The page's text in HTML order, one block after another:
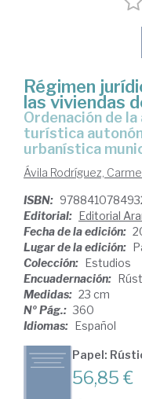
Régimen
las viviendas
Ordenación de la actividad, ordenación
turística
urbanística
Ávila Rodríguez,
ISBN:
Editorial: Editorial
Fecha de la edición:
Lugar de la edición:
Colección: Estudios
Encuadernación:
Medidas: 23 cm
Nº Pág.: 360
Idiomas: Español
Papel:
56,85 €